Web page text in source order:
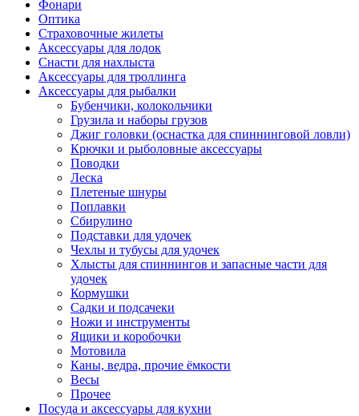
Фонари
Оптика
Страховочные жилеты
Аксессуары для лодок
Снасти для нахлыста
Аксессуары для троллинга
Аксессуары для рыбалки
Бубенчики, колокольчики
Грузила и наборы грузов
Джиг головки (оснастка для спиннинговой ловли)
Крючки и рыболовные аксессуары
Поводки
Леска
Плетеные шнуры
Поплавки
Сбирулино
Подставки для удочек
Чехлы и тубусы для удочек
Хлысты для спиннингов и запасные части для
удочек
Кормушки
Садки и подсачеки
Ножи и инструменты
Ящики и коробочки
Мотовила
Каны, ведра, прочие ёмкости
Весы
Прочее
Посуда и аксессуары для кухни